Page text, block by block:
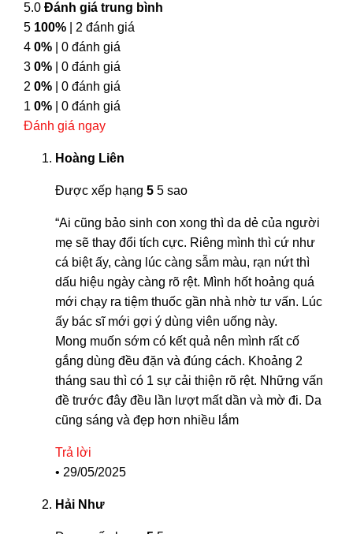
5.0 Đánh giá trung bình
5 100% | 2 đánh giá
4 0% | 0 đánh giá
3 0% | 0 đánh giá
2 0% | 0 đánh giá
1 0% | 0 đánh giá
Đánh giá ngay
Hoàng Liên
Được xếp hạng 5 5 sao
“Ai cũng bảo sinh con xong thì da dẻ của người
mẹ sẽ thay đổi tích cực. Riêng mình thì cứ như
cá biệt ấy, càng lúc càng sẫm màu, rạn nứt thì
dấu hiệu ngày càng rõ rệt. Mình hốt hoảng quá
mới chạy ra tiệm thuốc gần nhà nhờ tư vấn. Lúc
ấy bác sĩ mới gợi ý dùng viên uống này.
Mong muốn sớm có kết quả nên mình rất cố
gắng dùng đều đặn và đúng cách. Khoảng 2
tháng sau thì có 1 sự cải thiện rõ rệt. Những vấn
đề trước đây đều lần lượt mất dần và mờ đi. Da
cũng sáng và đẹp hơn nhiều lắm
Trả lời
• 29/05/2025
Hải Như